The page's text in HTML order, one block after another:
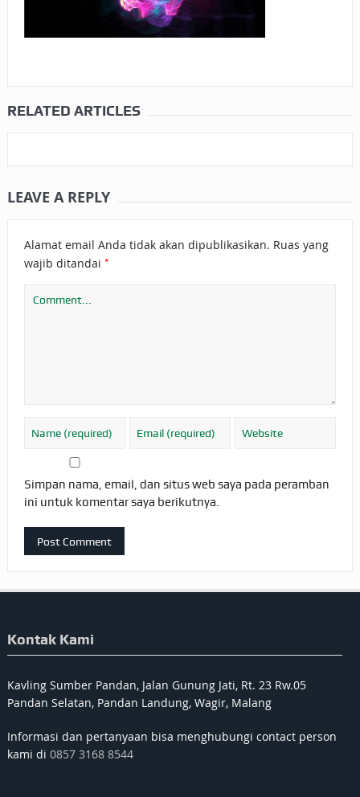
RELATED ARTICLES
LEAVE A REPLY
Alamat email Anda tidak akan dipublikasikan. Ruas yang
wajib ditandai *
Simpan nama, email, dan situs web saya pada peramban
ini untuk komentar saya berikutnya.
Kontak Kami
Kavling Sumber Pandan, Jalan Gunung Jati, Rt. 23 Rw.05
Pandan Selatan, Pandan Landung, Wagir, Malang
Informasi dan pertanyaan bisa menghubungi contact person
kami di 0857 3168 8544